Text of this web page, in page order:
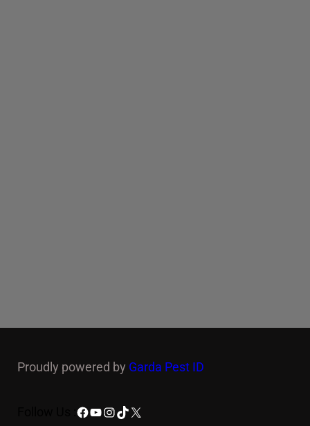
Proudly powered by Garda Pest ID
Facebook
YouTube
Instagram
TikTok
X